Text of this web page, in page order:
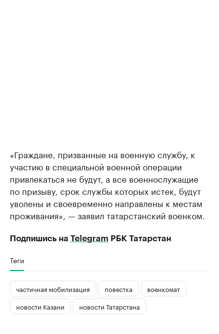
«Граждане, призванные на военную службу, к
участию в специальной военной операции
привлекаться не будут, а все военно­служащие
по призыву, срок службы которых истек, будут
уволены и свое­временно направлены к местам
проживания», — заявил татарстанский военком.
Подпишись на Telegram РБК Татарстан
Теги
частичная мобилизация повестка
военкомат
новости Казани
новости Татарстана